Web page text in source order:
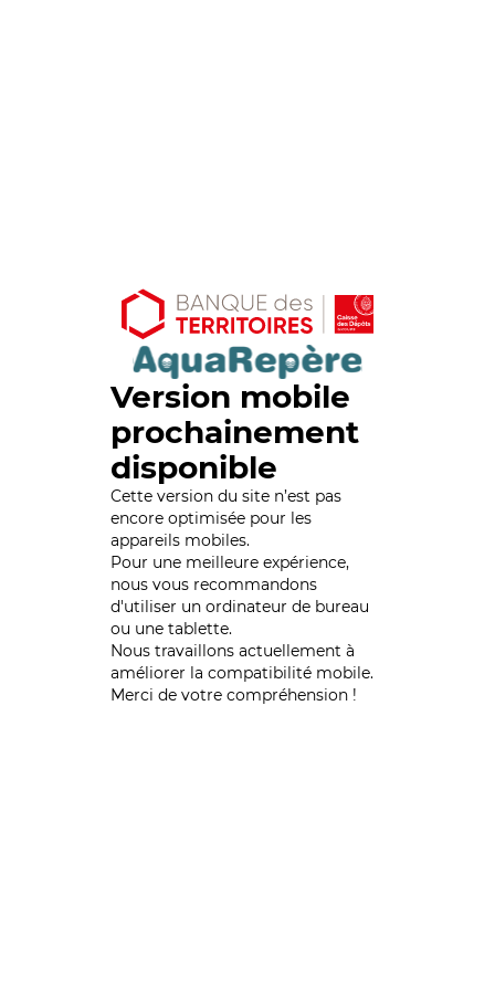
Version mobile
prochainement
disponible
Cette version du site n’est pas
encore optimisée pour les
appareils mobiles.
Pour une meilleure expérience,
nous vous recommandons
d'utiliser un ordinateur de bureau
ou une tablette.
Nous travaillons actuellement à
améliorer la compatibilité mobile.
Merci de votre compréhension !